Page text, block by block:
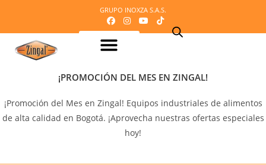
GRUPO INOXZA S.A.S.
¡PROMOCIÓN DEL MES EN ZINGAL!
¡Promoción del Mes en Zingal! Equipos industriales de alimentos
de alta calidad en Bogotá. ¡Aprovecha nuestras ofertas especiales
hoy!